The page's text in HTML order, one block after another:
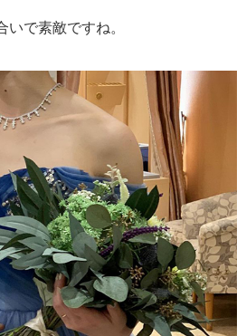
で素敵ですね。